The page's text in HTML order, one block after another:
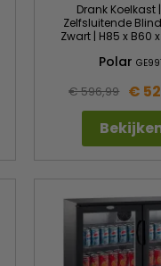
Drank Koelkast |
Zelfsluitende
Zwart | H85 x B60
Polar
€ 596,99 €